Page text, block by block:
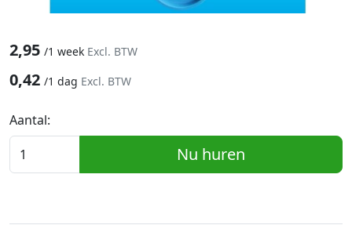
0,42 /1 dag Excl. BTW
2,95 /1 week Excl. BTW
Aantal:
Nu huren